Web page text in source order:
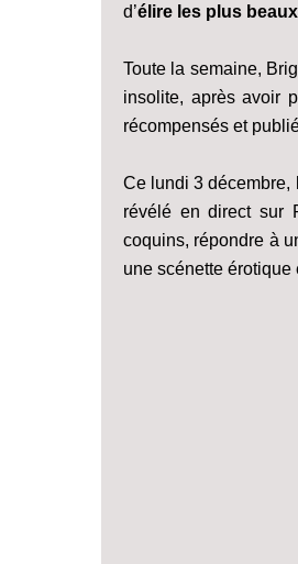
d’élire les plus
Toute la semaine,
insolite, après avoir
récompensés et
Ce lundi 3 décembre,
révélé en direct sur
coquins, répondre à
une scénette